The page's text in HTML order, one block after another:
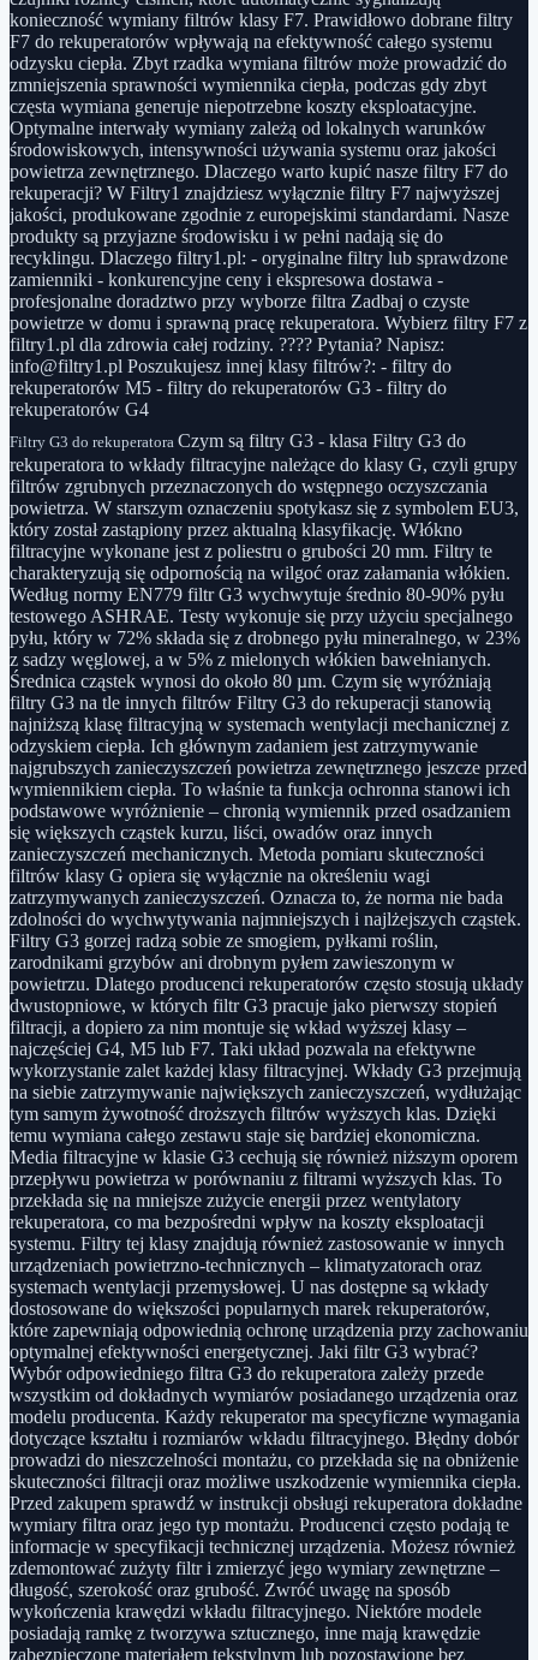
konieczność wymiany filtrów klasy F7. Prawidłowo dobrane filtry
F7 do rekuperatorów wpływają na efektywność całego systemu
odzysku ciepła. Zbyt rzadka wymiana filtrów może prowadzić do
zmniejszenia sprawności wymiennika ciepła, podczas gdy zbyt
częsta wymiana generuje niepotrzebne koszty eksploatacyjne.
Optymalne interwały wymiany zależą od lokalnych warunków
środowiskowych, intensywności używania systemu oraz jakości
powietrza zewnętrznego. Dlaczego warto kupić nasze filtry F7 do
rekuperacji? W Filtry1 znajdziesz wyłącznie filtry F7 najwyższej
jakości, produkowane zgodnie z europejskimi standardami. Nasze
produkty są przyjazne środowisku i w pełni nadają się do
recyklingu. Dlaczego filtry1.pl: - oryginalne filtry lub sprawdzone
zamienniki - konkurencyjne ceny i ekspresowa dostawa -
profesjonalne doradztwo przy wyborze filtra Zadbaj o czyste
powietrze w domu i sprawną pracę rekuperatora. Wybierz filtry F7 z
filtry1.pl dla zdrowia całej rodziny. ???? Pytania? Napisz:
info@filtry1.pl Poszukujesz innej klasy filtrów?: - filtry do
rekuperatorów M5 - filtry do rekuperatorów G3 - filtry do
rekuperatorów G4
Filtry G3 do rekuperatora Czym są filtry G3 - klasa Filtry G3 do
rekuperatora to wkłady filtracyjne należące do klasy G, czyli grupy
filtrów zgrubnych przeznaczonych do wstępnego oczyszczania
powietrza. W starszym oznaczeniu spotykasz się z symbolem EU3,
który został zastąpiony przez aktualną klasyfikację. Włókno
filtracyjne wykonane jest z poliestru o grubości 20 mm. Filtry te
charakteryzują się odpornością na wilgoć oraz załamania włókien.
Według normy EN779 filtr G3 wychwytuje średnio 80-90% pyłu
testowego ASHRAE. Testy wykonuje się przy użyciu specjalnego
pyłu, który w 72% składa się z drobnego pyłu mineralnego, w 23%
z sadzy węglowej, a w 5% z mielonych włókien bawełnianych.
Średnica cząstek wynosi do około 80 µm. Czym się wyróżniają
filtry G3 na tle innych filtrów Filtry G3 do rekuperacji stanowią
najniższą klasę filtracyjną w systemach wentylacji mechanicznej z
odzyskiem ciepła. Ich głównym zadaniem jest zatrzymywanie
najgrubszych zanieczyszczeń powietrza zewnętrznego jeszcze przed
wymiennikiem ciepła. To właśnie ta funkcja ochronna stanowi ich
podstawowe wyróżnienie – chronią wymiennik przed osadzaniem
się większych cząstek kurzu, liści, owadów oraz innych
zanieczyszczeń mechanicznych. Metoda pomiaru skuteczności
filtrów klasy G opiera się wyłącznie na określeniu wagi
zatrzymywanych zanieczyszczeń. Oznacza to, że norma nie bada
zdolności do wychwytywania najmniejszych i najlżejszych cząstek.
Filtry G3 gorzej radzą sobie ze smogiem, pyłkami roślin,
zarodnikami grzybów ani drobnym pyłem zawieszonym w
powietrzu. Dlatego producenci rekuperatorów często stosują układy
dwustopniowe, w których filtr G3 pracuje jako pierwszy stopień
filtracji, a dopiero za nim montuje się wkład wyższej klasy –
najczęściej G4, M5 lub F7. Taki układ pozwala na efektywne
wykorzystanie zalet każdej klasy filtracyjnej. Wkłady G3 przejmują
na siebie zatrzymywanie największych zanieczyszczeń, wydłużając
tym samym żywotność droższych filtrów wyższych klas. Dzięki
temu wymiana całego zestawu staje się bardziej ekonomiczna.
Media filtracyjne w klasie G3 cechują się również niższym oporem
przepływu powietrza w porównaniu z filtrami wyższych klas. To
przekłada się na mniejsze zużycie energii przez wentylatory
rekuperatora, co ma bezpośredni wpływ na koszty eksploatacji
systemu. Filtry tej klasy znajdują również zastosowanie w innych
urządzeniach powietrzno-technicznych – klimatyzatorach oraz
systemach wentylacji przemysłowej. U nas dostępne są wkłady
dostosowane do większości popularnych marek rekuperatorów,
które zapewniają odpowiednią ochronę urządzenia przy zachowaniu
optymalnej efektywności energetycznej. Jaki filtr G3 wybrać?
Wybór odpowiedniego filtra G3 do rekuperatora zależy przede
wszystkim od dokładnych wymiarów posiadanego urządzenia oraz
modelu producenta. Każdy rekuperator ma specyficzne wymagania
dotyczące kształtu i rozmiarów wkładu filtracyjnego. Błędny dobór
prowadzi do nieszczelności montażu, co przekłada się na obniżenie
skuteczności filtracji oraz możliwe uszkodzenie wymiennika ciepła.
Przed zakupem sprawdź w instrukcji obsługi rekuperatora dokładne
wymiary filtra oraz jego typ montażu. Producenci często podają te
informacje w specyfikacji technicznej urządzenia. Możesz również
zdemontować zużyty filtr i zmierzyć jego wymiary zewnętrzne –
długość, szerokość oraz grubość. Zwróć uwagę na sposób
wykończenia krawędzi wkładu filtracyjnego. Niektóre modele
posiadają ramkę z tworzywa sztucznego, inne mają krawędzie
zabezpieczone materiałem tekstylnym lub pozostawione bez